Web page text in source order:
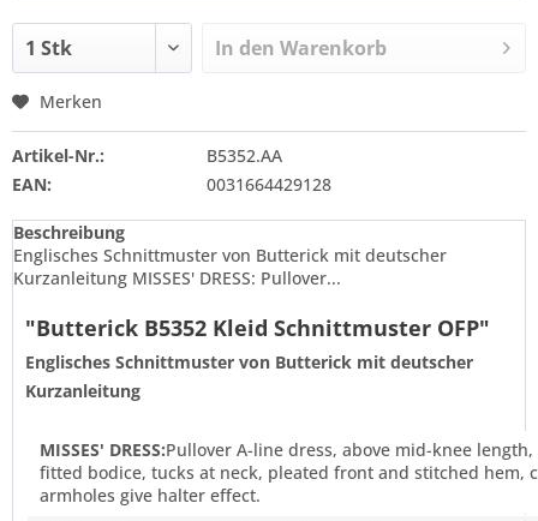
In den Warenkorb
Merken
Artikel-Nr.:
B5352.AA
EAN:
0031664429128
Beschreibung
Englisches Schnittmuster von Butterick mit deutscher
Kurzanleitung MISSES' DRESS: Pullover...
"Butterick B5352 Kleid Schnittmuster OFP"
Englisches Schnittmuster von Butterick mit deutscher
Kurzanleitung
MISSES' DRESS:Pullover A-line dress, above mid-knee
fitted bodice, tucks at neck, pleated front and stitched hem,
armholes give halter effect.